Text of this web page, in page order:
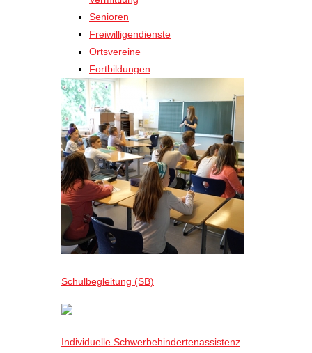
Senioren
Freiwilligendienste
Ortsvereine
Fortbildungen
Schulbegleitung (SB)
Individuelle Schwerbehindertenassistenz